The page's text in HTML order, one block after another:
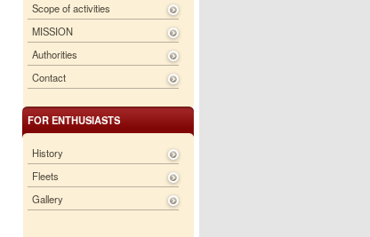
Scope of activities
MISSION
Authorities
Contact
FOR ENTHUSIASTS
History
Fleets
Gallery